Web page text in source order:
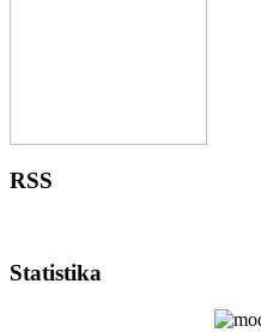
RSS
Statistika